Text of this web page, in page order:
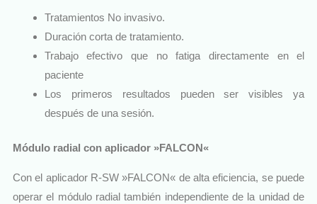
Tratamientos No invasivo.
Duración corta de tratamiento.
Trabajo efectivo que no fatiga directamente en el
paciente
Los primeros resultados pueden ser visibles ya
después de una sesión.
Módulo radial con aplicador »FALCON«
Con el aplicador R-SW »FALCON« de alta eficiencia, se puede
operar el módulo radial también independiente de la unidad de